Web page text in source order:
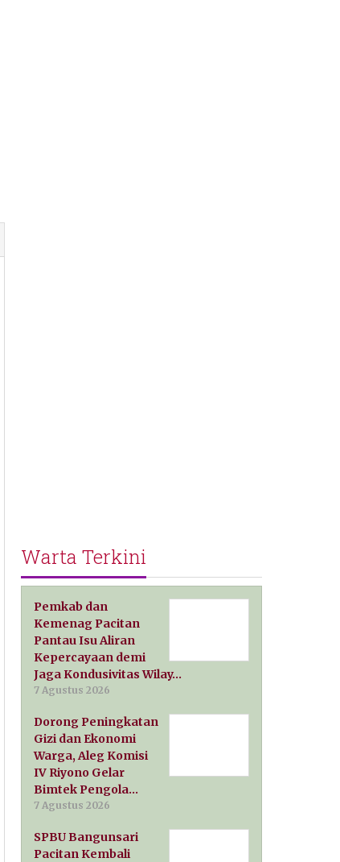
Warta Terkini
Pemkab dan
Kemenag Pacitan
Pantau Isu Aliran
Kepercayaan demi
Jaga Kondusivitas Wilay…
7 Agustus 2026
Dorong Peningkatan
Gizi dan Ekonomi
Warga, Aleg Komisi
IV Riyono Gelar
Bimtek Pengola…
7 Agustus 2026
SPBU Bangunsari
Pacitan Kembali